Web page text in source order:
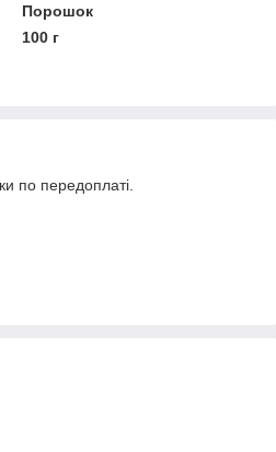
Порошок
100 г
по передоплаті.